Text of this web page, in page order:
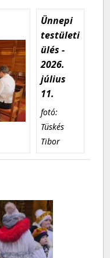
Ünnepi
testületi
ülés -
2026.
július
11.
fotó:
Tüskés
Tibor